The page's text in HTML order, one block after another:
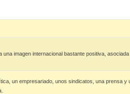
una imagen internacional bastante positiva,
un empresariado, unos sindicatos, una prensa